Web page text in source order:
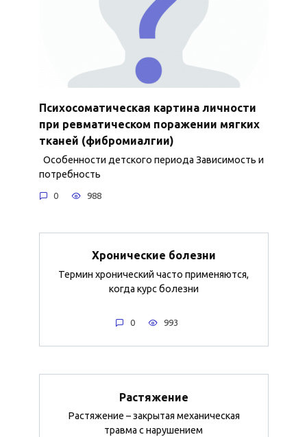
Психосоматическая картина личности
при ревматическом поражении мягких
тканей (фибромиалгии)
Особенности детского периода Зависимость и
потребность
0 988
Хронические болезни
Термин хронический часто применяются,
когда курс болезни
0 993
Растяжение
Растяжение – закрытая механическая
травма с нарушением